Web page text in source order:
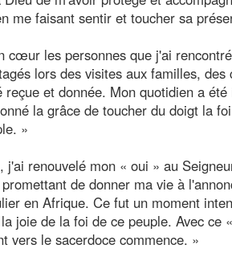
me faisant sentir et toucher sa
cœur les personnes que j'ai
lors des visites aux familles,
et donnée. Mon quotidien a
la grâce de toucher du doigt la
»
j'ai renouvelé mon « oui » au
de donner ma vie à
en Afrique. Ce fut un moment
joie de la foi de ce peuple. Avec ce
vers le sacerdoce commence. »